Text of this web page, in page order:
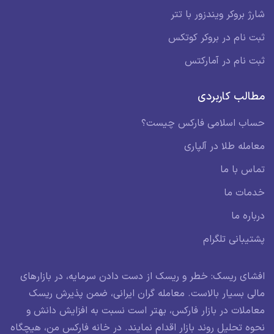
شارژ بروکر ویندزور با تتر
ثبت نام در بروکر کوتکس
ثبت نام در آمارکتس
مطالب کاربردی
حساب اسلامی فارکس چیست؟
معامله طلا در آلپاری
تماس با ما
خدمات ما
درباره ما
پشتیبانی تلگرام
افشای ریسک: خطر و ریسک از دست دادن سرمایه، در بازارهای
مالی بسیار بالاست. معامله گران ایرانی، ضمن پذیرش ریسک
معاملات در بازار فارکس، بهتر است نسبت به افزایش دانش و
نحوه تحلیل روند بازار اقدام نمایند. در خانه فارکس من، هیچگاه